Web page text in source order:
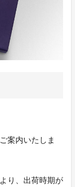
案内いたしま
り、出荷時期が